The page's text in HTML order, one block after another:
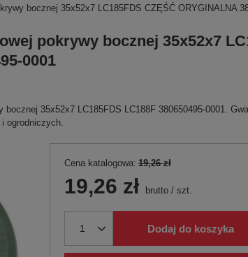
bocznej 35x52x7 LC185FDS CZĘŚĆ ORYGINALNA
pokrywy bocznej 35x52x7
0001
35x52x7 LC185FDS LC188F 380650495-0001.
ogrodniczych.
Cena katalogowa: 19,26 zł
19,26 zł brutto/ szt.
Dodaj do koszyka